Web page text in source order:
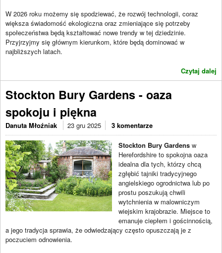
W 2026 roku możemy się spodziewać, że rozwój technologii, coraz
większa świadomość ekologiczna oraz zmieniające się potrzeby
społeczeństwa będą kształtować nowe trendy w tej dziedzinie.
Przyjrzyjmy się głównym kierunkom, które będą dominować w
najbliższych latach.
Czytaj dalej
Stockton Bury Gardens - oaza
spokoju i piękna
Danuta Młoźniak 23 gru 2025 3 komentarze
Stockton Bury Gardens w
Herefordshire to spokojna oaza
idealna dla tych, którzy chcą
zgłębić tajniki tradycyjnego
angielskiego ogrodnictwa lub po
prostu poszukują chwili
wytchnienia w malowniczym
wiejskim krajobrazie. Miejsce to
emanuje ciepłem i gościnnością,
a jego tradycja sprawia, że odwiedzający często opuszczają je z
poczuciem odnowienia.